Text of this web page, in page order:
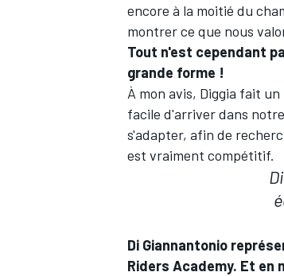
encore à la moitié du
montrer ce que nous
Tout n'est cependant
grande forme !
À mon avis, Diggia fait
facile d'arriver dans
s'adapter, afin de
est vraiment compétitif.
Di Giannantonio
Riders Academy. Et en